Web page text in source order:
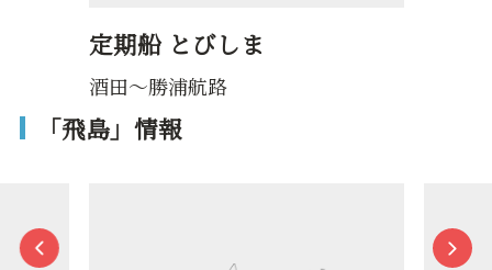
定期船 とびしま
酒田～勝浦航路
「飛島」情報